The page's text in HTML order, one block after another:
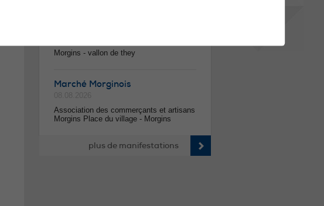
Morgins - vallon de they
Marché Morginois
Association des commerçants et artisans
Morgins Place du village - Morgins
plus de manifestations